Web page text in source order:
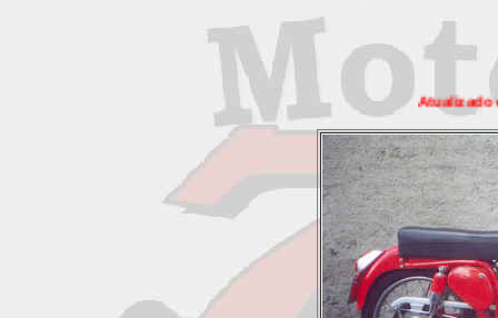
Atualizado em 22/11/2003